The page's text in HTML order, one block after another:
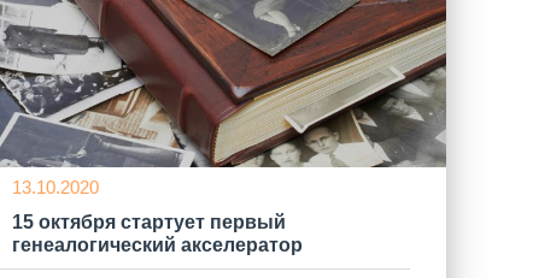
13.10.2020
15 октября стартует первый
генеалогический акселератор